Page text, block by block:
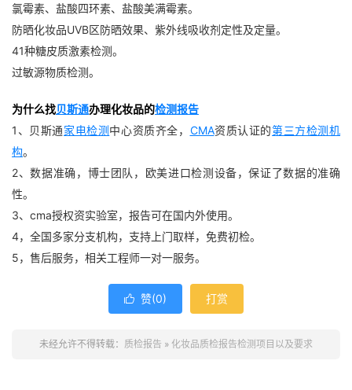
氯霉素、盐酸四环素、盐酸美满霉素。
防晒化妆品UVB区防晒效果、紫外线吸收剂定性及定量。
41种糖皮质激素检测。
过敏源物质检测。
为什么找贝斯通办理化妆品的检测报告
1、贝斯通家电检测中心资质齐全， CMA资质认证的第三方检测机
构。
2、数据准确，博士团队，欧美进口检测设备，保证了数据的准确
性。
3、cma授权资实验室，报告可在国内外使用。
4，全国多家分支机构，支持上门取样，免费初检。
5，售后服务，相关工程师一对一服务。
 赞(0) 打赏
未经允许不得转载： 质检报告 » 化妆品质检报告检测项目以及要求